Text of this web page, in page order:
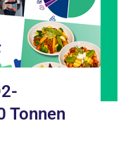
Tonnen